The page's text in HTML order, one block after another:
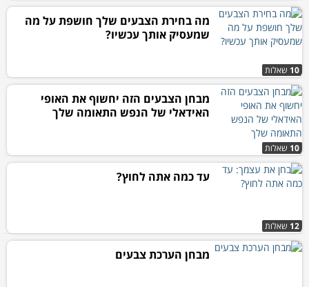
10 שאלות
מה בחירת הצבעים שלך חושפת על מה
שמעסיק אותך עכשיו?
10 שאלות
מבחן הצבעים הזה יחשוף את האופי
האידאלי של הנפש התאומה שלך
12 שאלות
עד כמה אתה לחוץ?
מבחן הערכת צבעים